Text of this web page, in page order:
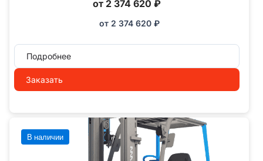
от 2 374 620 ₽
от 2 374 620 ₽
Подробнее
Заказать
В наличии